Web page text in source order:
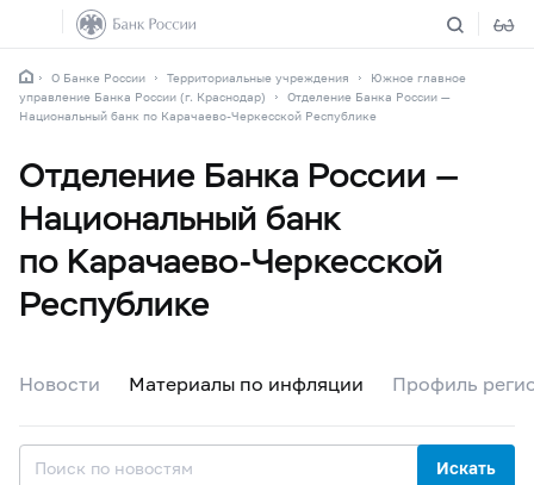
О Банке России Территориальные учреждения
Южное главное
управление Банка России (г. Краснодар)
Отделение Банка России —
Национальный банк по Карачаево-Черкесской Республике
Отделение Банка России —
Национальный банк
по Карачаево-Черкесской
Республике
Новости Материалы по инфляции Профиль
Искать